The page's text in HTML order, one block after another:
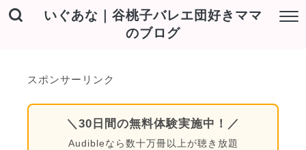
いぐあな｜谷桃子バレエ団好きママ
のブログ
スポンサーリンク
＼30日間の無料体験実施中！／
Audibleなら数十万冊以上が聴き放題